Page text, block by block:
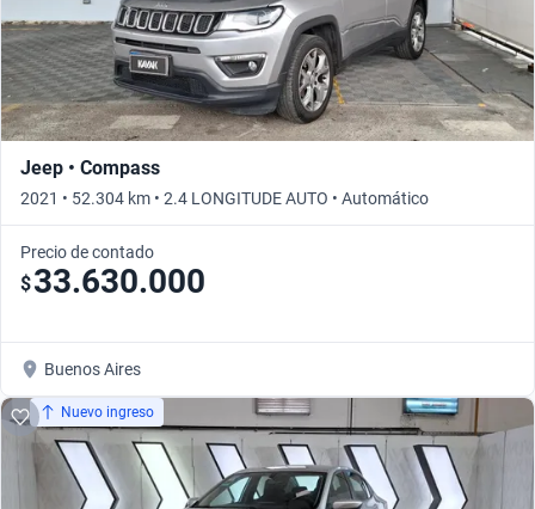
Jeep • Compass
2021 • 52.304 km • 2.4 LONGITUDE AUTO • Automático
Precio de contado
$33.630.000
Buenos Aires
Nuevo ingreso